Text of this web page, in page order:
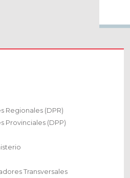
Regionales (DPR)
Provinciales (DPP)
Transversales